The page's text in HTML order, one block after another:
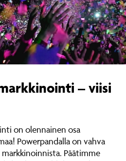
– viisi
on olennainen osa
Powerpandalla on vahva
Päätimme